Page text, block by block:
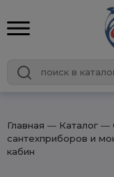
Главная ― Каталог ―
сантехприборов и
кабин